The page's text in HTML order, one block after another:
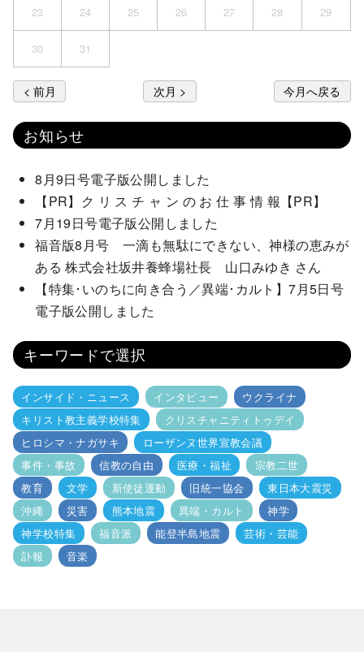
23 24 25 26 27 28 29
30 31
< 前月 次月 > 今月へ戻る
お知らせ
8月9日号電子版公開しました
【PR】ク リ ス チ ャ ン の お 仕 事 情 報【PR】
7月19日号電子版公開しました
福音版8月号 一滴も無駄にできない、神様の恵みが
ある 株式会社坂井養蜂場社長 山口みゆき さん
【特集･いのちに向き合う／異端･カルト】7月5日号
電子版公開しました
キーワードで選択
インサイド・ニュース インタビュー
ウクライナ
キリスト教主義学校特集
クリスチャニティトゥデイ
ヒロシマ・ナガサキ
ローザンヌ世界宣教会議
事件・事故
信教の自由 医療・福祉
宗教二世
教育
文学 新使徒運動 旧統一協会
東日本大震災
沖縄
災害 熊本地震 異端・カルト
神学
神学校特集
福音派 能登半島地震
芸術・芸能
訃報
音楽